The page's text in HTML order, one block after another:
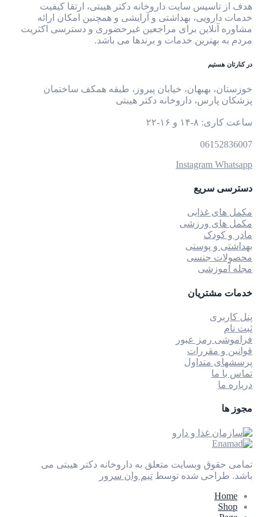
هدف از تاسیس سایت داروخانه دکتر هیبتی، ارتقا کیفیت
خدمات دارویی، بهداشتی و آرایشی و همچنین امکان ارائه
مشاوره آنلاین برای مراجعین غیرحضوری و دسترسی اکثریت
مردم به بهترین خدمات و برندها می باشد.
در کنارتان هستیم
خوزستان، بهبهان، خیابان پیروز، طبقه همکف ساختمان
پزشکان پارس، داروخانه دکتر هیبتی
ساعت کاری: ۸-۱۴ و ۱۶-۲۲
06152836007
Instagram Whatsapp
دسترسی سریع
مکمل های غذایی
مکمل های ورزشی
مادر و کودک
بهداشتی و پوستی
محصولات جنسی
مجله آموزشی
خدمات مشتریان
پنل کاربری
ثبت نام
فراموشی رمز عبور
قوانین و مقررات
پرسشهای متداول
تماس با ما
درباره ما
مجوز ها
تمامی حقوق وبسایت متعلق به داروخانه دکتر هیبتی می
باشد. طراحی شده توسط تیم وان سرور
Home
Shop